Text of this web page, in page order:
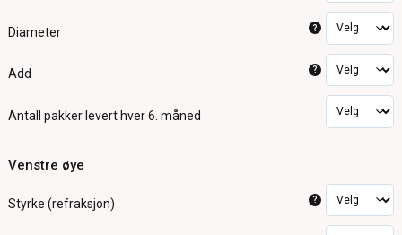
Diameter ?
Add ?
Antall pakker levert hver 6. måned
Venstre øye
Styrke (refraksjon) ?